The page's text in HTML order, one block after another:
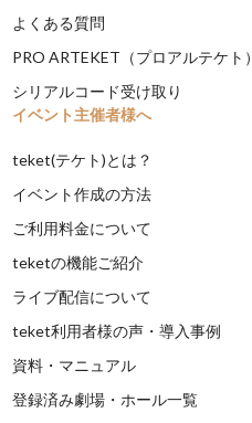
よくある質問
PRO ARTEKET（プロアルテケト）
シリアルコード受け取り
イベント主催者様へ
teket(テケト)とは？
イベント作成の方法
ご利用料金について
teketの機能ご紹介
ライブ配信について
teket利用者様の声・導入事例
資料・マニュアル
登録済み劇場・ホール一覧